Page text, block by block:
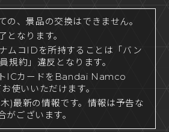
、景品の交換はできません。
なります。
ムコIDを所持することは「バン
規約」違反となります。
ICカードをBandai Namco
使いいただけます。
)最新の情報です。情報は予告な
がございます。